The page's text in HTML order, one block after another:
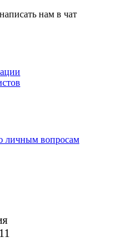
нам в чат
личным вопросам